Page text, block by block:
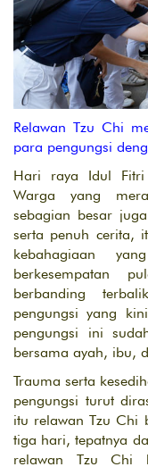
Relawan Tzu Chi
para pengungsi
Hari raya Idul
Warga yang
sebagian besar
serta penuh cerita,
kebahagiaan
berkesempatan
berbanding
pengungsi yang
pengungsi ini
bersama ayah, ibu,
Trauma serta
pengungsi turut
itu relawan Tzu Chi
tiga hari, tepatnya
relawan Tzu Chi